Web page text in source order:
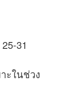
31
ะในช่วง